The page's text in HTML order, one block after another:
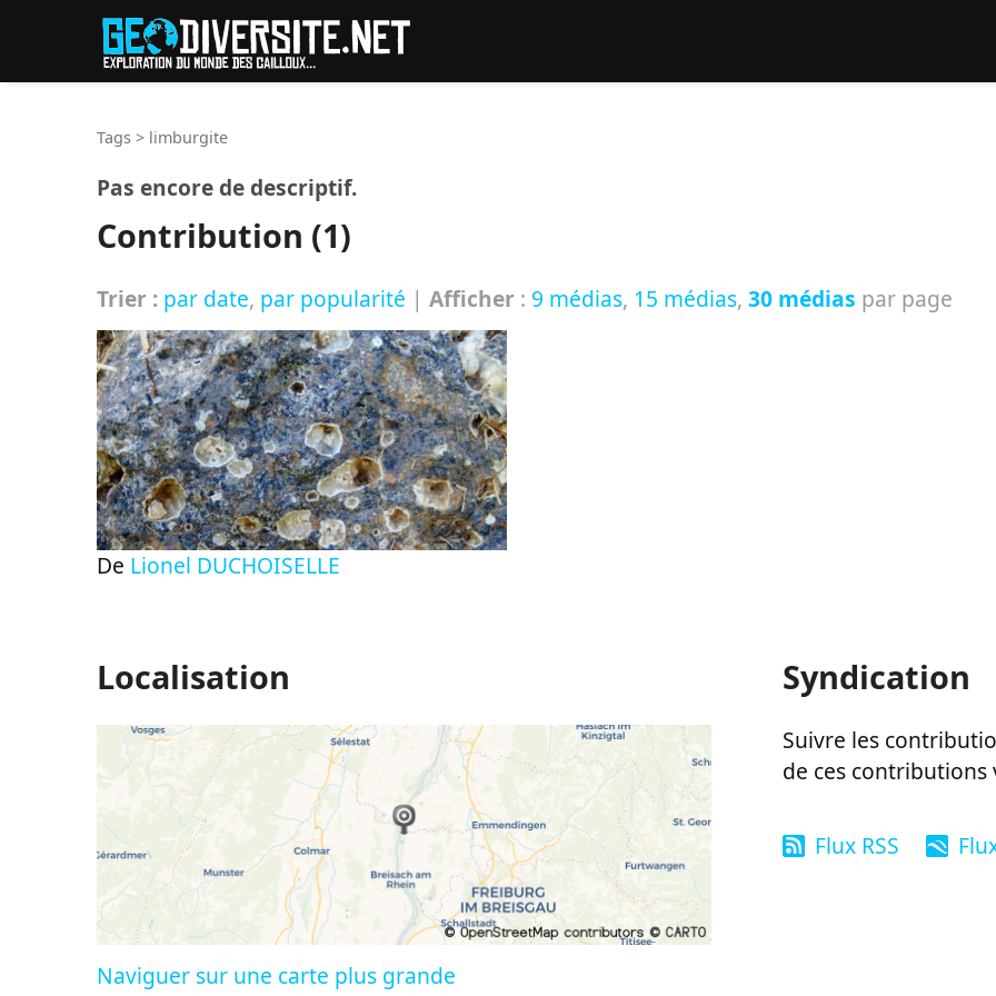
Tags > limburgite
Pas encore de descriptif.
Contribution (1)
Trier : par date, par popularité | Afficher : 9 médias, 15 médias, 30 médias par page
De Lionel DUCHOISELLE
Localisation
Naviguer sur une carte plus grande
Syndication
Suivre les
de ces
Flux RSS